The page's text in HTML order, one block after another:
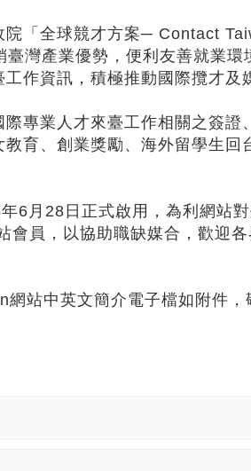
院「全球競才方案─ Contact
灣產業優勢，便利友善就業
作資訊，積極推動國際攬才及
際專業人才來臺工作相關之簽
育、創業獎勵、海外留學生
6月28日正式啟用，為利網站
會員，以協助職缺媒合，歡迎
站中英文簡介電子檔如附件，